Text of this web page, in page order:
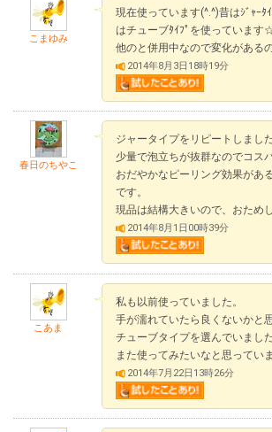
こまゆみ
現在使っています(^.^)昔はｼﾞｬｰ
はチューブﾀｲﾌﾟを使っていま
他のと併用中なので変化がある
2014年8月3日18時19分
春日のちやこ
ジャータイプをリピートしまし
少量で泡立ちが抜群なのでコス
おだやかなピーリング効果があ
です。
現品は結構大きいので、おため
2014年8月1日00時39分
こあま
私も以前使っていました。
手が濡れていたら良くないかと
チューブタイプを選んでいました
また使ってみたいなと思っていま
2014年7月22日13時26分